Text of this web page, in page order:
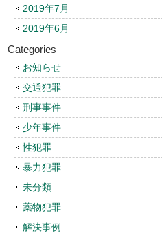
2019年7月
2019年6月
Categories
お知らせ
交通犯罪
刑事事件
少年事件
性犯罪
暴力犯罪
未分類
薬物犯罪
解決事例